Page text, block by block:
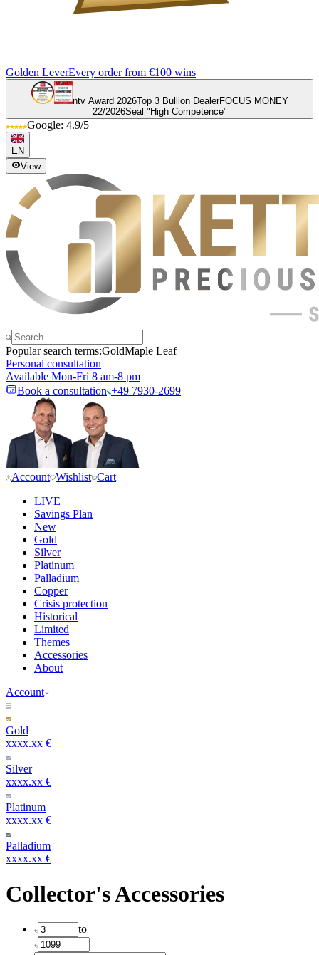
Golden LeverEvery order from €100 wins
ntv Award 2026Top 3 Bullion DealerFOCUS MONEY
22/2026Seal "High Competence"
Google: 4.9/5
EN
View
Popular search terms:GoldMaple Leaf
Personal consultation
Available Mon-Fri 8 am-8 pm
Book a consultation +49 7930-2699
Account Wishlist Cart
LIVE
Savings Plan
New
Gold
Silver
Platinum
Palladium
Copper
Crisis protection
Historical
Limited
Themes
Accessories
About
Account
Gold
xxxx.xx €
Silver
xxxx.xx €
Platinum
xxxx.xx €
Palladium
xxxx.xx €
Collector's Accessories
to